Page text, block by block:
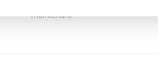
Partagez votre avis avec les autres
maintenant !